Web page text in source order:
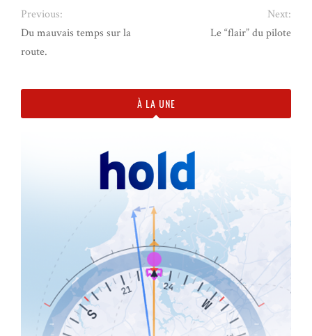
Previous:
Du mauvais temps sur la
route.
Next:
Le “flair” du pilote
À LA UNE